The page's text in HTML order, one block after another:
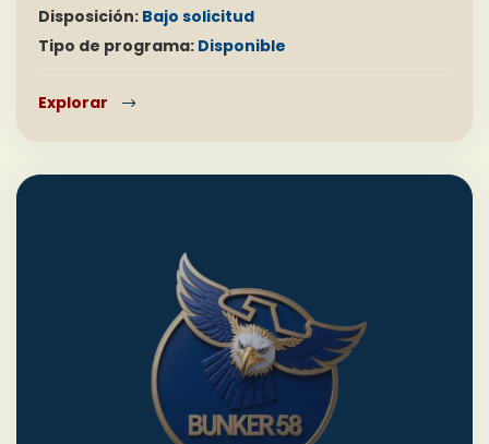
Disposición: Bajo solicitud
Tipo de programa: Disponible
Explorar